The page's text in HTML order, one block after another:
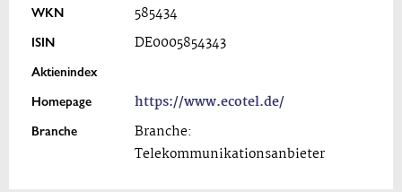
WKN 585434
ISIN DE0005854343
Aktienindex
Homepage
https://www.ecotel.de/
Branche
Branche:
Telekommunikationsanbieter